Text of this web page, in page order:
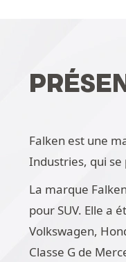
Falken est une
Industries, qui
La marque
pour SUV. Elle a
Volkswagen,
Classe G de